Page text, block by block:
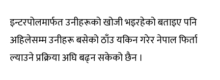
इन्टरपोलमार्फत उनीहरूको खोजी भइरहेको बताइए पनि
अहिलेसम्म उनीहरू बसेको ठाँउ यकिन गरेर नेपाल फिर्ता
ल्याउने प्रक्रिया अघि बढ्न सकेको छैन ।